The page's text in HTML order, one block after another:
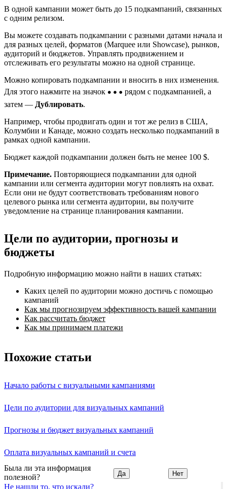
Не нашли то, что искали?
В одной кампании может быть до 15 подкампаний, связанных
с одним релизом.
Вы можете создавать подкампании с разными датами начала и
для разных целей, форматов (Marquee или Showcase), рынков,
аудиторий и бюджетов. Управлять продвижением и
отслеживать его результаты можно на одной странице.
Можно копировать подкампании и вносить в них изменения.
Для этого нажмите на значок
рядом с подкампанией, а
затем — Дублировать.
Например, чтобы продвигать один и тот же релиз в США,
Колумбии и Канаде, можно создать несколько подкампаний в
рамках одной кампании.
Бюджет каждой подкампании должен быть не менее 100 $.
Примечание. Повторяющиеся подкампании для одной
кампании или сегмента аудитории могут повлиять на охват.
Если они не будут соответствовать требованиям нового
целевого рынка или сегмента аудитории, вы получите
уведомление на странице планирования кампании.
Цели по аудитории, прогнозы и
бюджеты
Подробную информацию можно найти в наших статьях:
Каких целей по аудитории можно достичь с помощью
кампаний
Как мы прогнозируем эффективность вашей кампании
Как рассчитать бюджет
Как мы принимаем платежи
Похожие статьи
Начало работы с визуальными кампаниями
Цели по аудитории для визуальных кампаний
Прогнозы и бюджет визуальных кампаний
Оплата визуальных кампаний и счета
Была ли эта информация
полезной?
Да Нет